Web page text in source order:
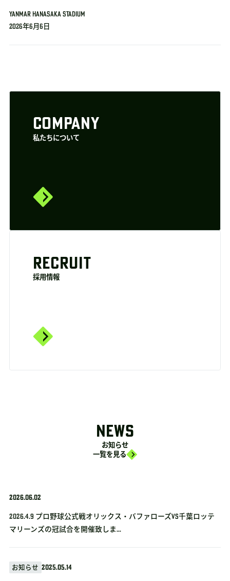
YANMAR HANASAKA STADIUM
2026年6月6日
COMPANY
私たちについて
RECRUIT
採用情報
NEWS
お知らせ
一覧を見る
2026.06.02
2026.4.9 プロ野球公式戦オリックス・バファローズvs千葉ロッテ
マリーンズの冠試合を開催致しま...
お知らせ 2025.05.14